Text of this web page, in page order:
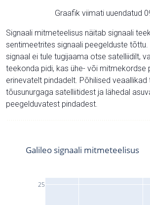
Graafik viimati uuendatud
Signaali mitmeteelisus näitab signaali
sentimeetrites signaali peegelduste tõttu.
signaal ei tule tugijaama otse satelliidilt,
teekonda pidi, kas ühe- või mitmekordse
erinevatelt pindadelt. Põhilised
tõusunurgaga satelliitidest ja lähedal
peegelduvatest pindadest.
25
Galileo signaali mitmeteelisus